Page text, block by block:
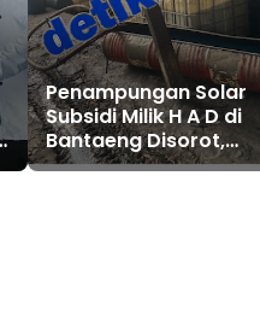
Penampungan Solar
Subsidi Milik H A D di
Bantaeng Disorot,
Nelayan Keluhkan